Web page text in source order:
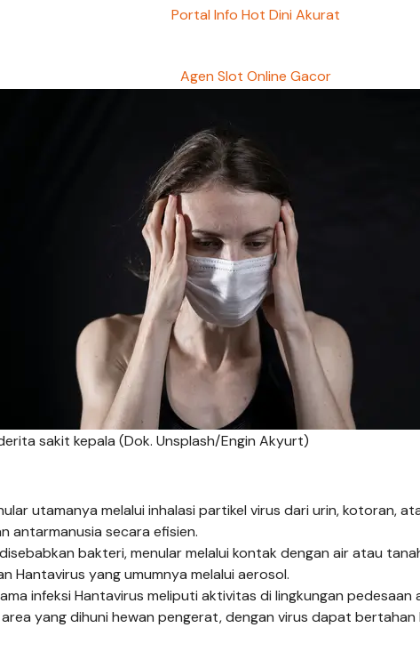
Portal Info Hot Dini Akurat
Agen Slot Online Gacor
sakit kepala (Dok. Unsplash/Engin Akyurt)
utamanya melalui inhalasi partikel virus dari urin, kotoran,
antarmanusia secara efisien.
bakteri, menular melalui kontak dengan air atau
Hantavirus yang umumnya melalui aerosol.
infeksi Hantavirus meliputi aktivitas di lingkungan
yang dihuni hewan pengerat, dengan virus dapat bertahan